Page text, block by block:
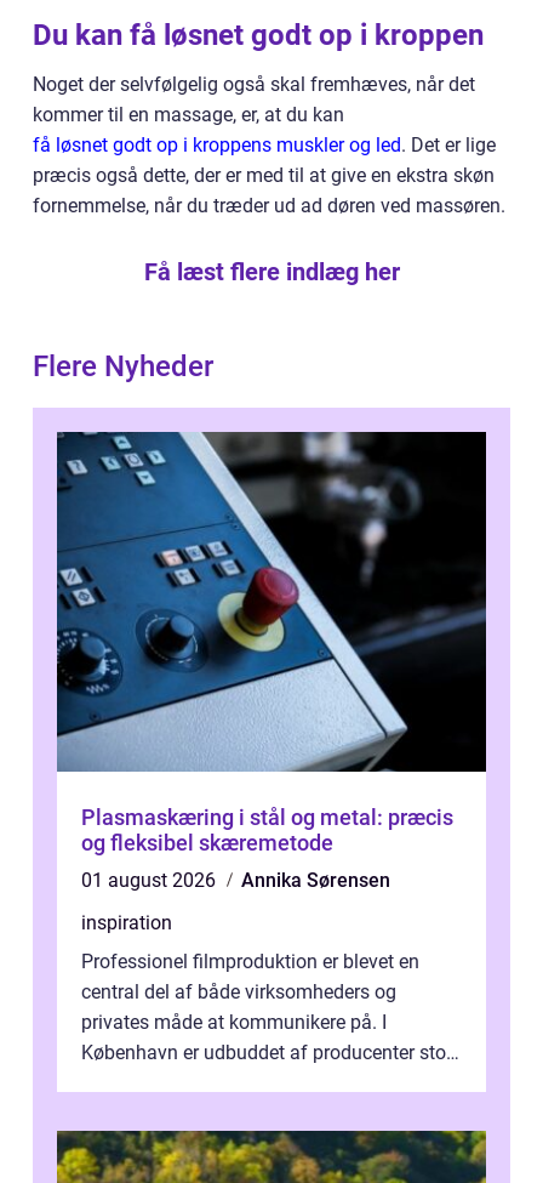
Du kan få løsnet godt op i kroppen
Noget der selvfølgelig også skal fremhæves, når det
kommer til en massage, er, at du kan
få løsnet godt op i kroppens muskler og led. Det er lige
præcis også dette, der er med til at give en ekstra skøn
fornemmelse, når du træder ud ad døren ved massøren.
Få læst flere indlæg her
Flere Nyheder
Plasmaskæring i stål og metal: præcis
og fleksibel skæremetode
01 august 2026
Annika Sørensen
inspiration
Professionel filmproduktion er blevet en
central del af både virksomheders og
privates måde at kommunikere på. I
København er udbuddet af producenter stort,